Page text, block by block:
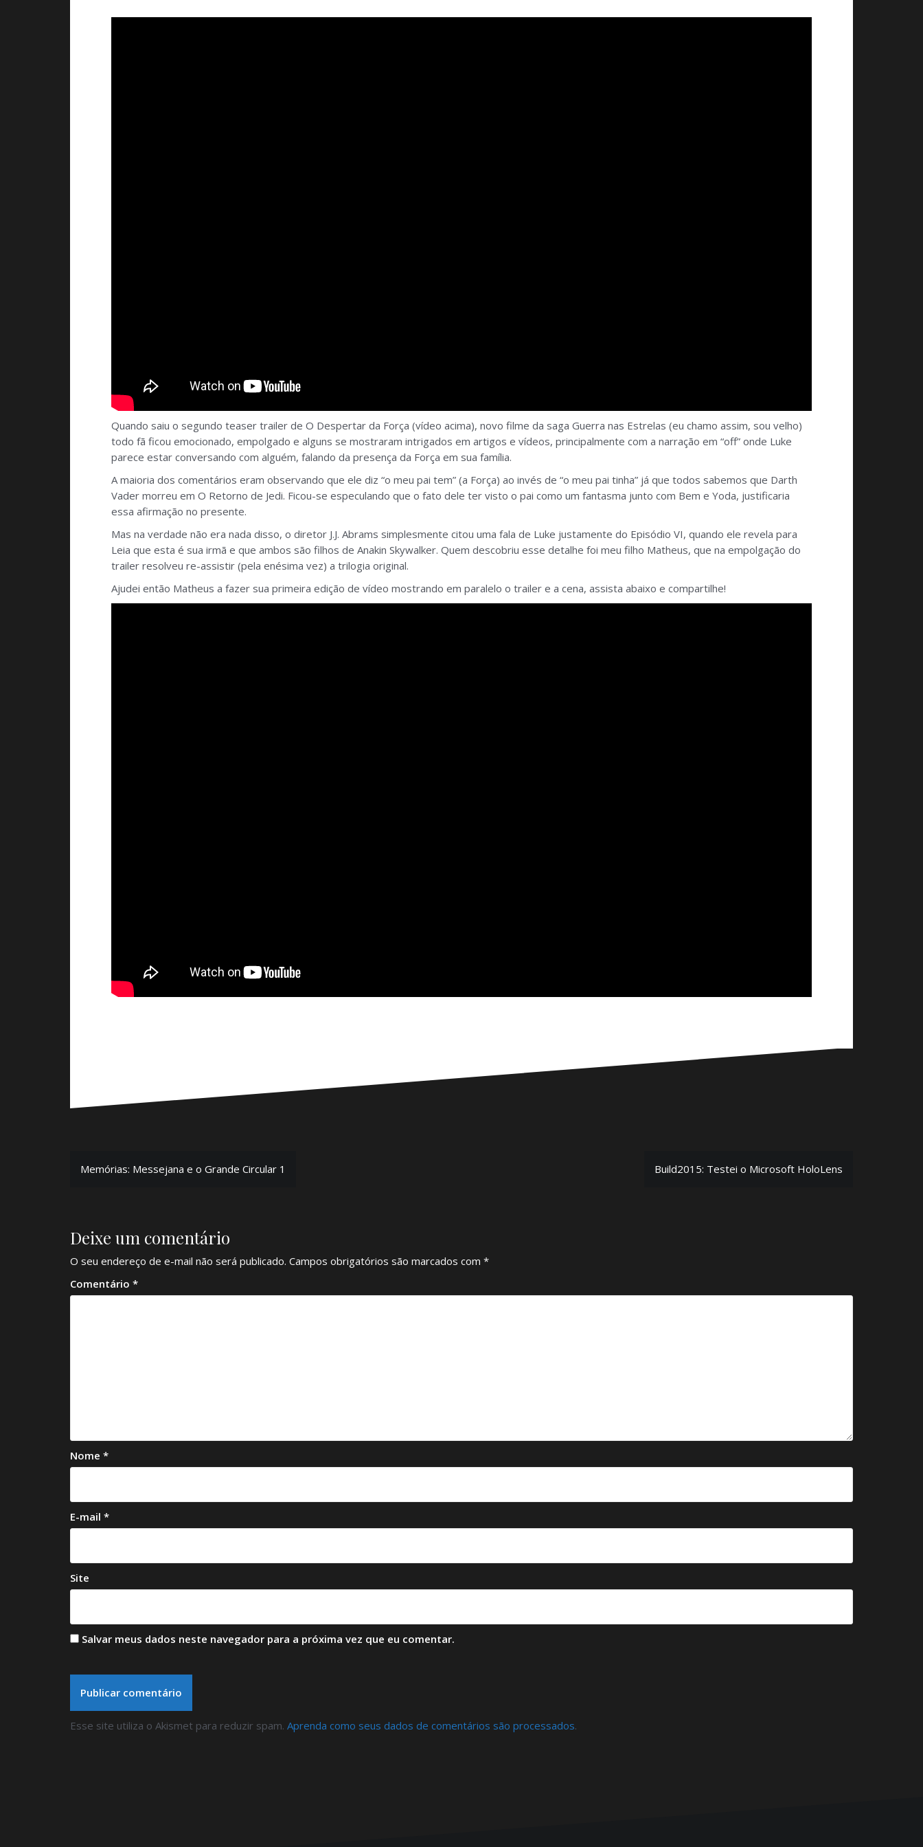
Quando saiu o segundo teaser trailer de O Despertar da Força (vídeo acima), novo filme da saga Guerra nas Estrelas (eu chamo assim, sou velho)
todo fã ficou emocionado, empolgado e alguns se mostraram intrigados em artigos e vídeos, principalmente com a narração em “off” onde Luke
parece estar conversando com alguém, falando da presença da Força em sua família.
A maioria dos comentários eram observando que ele diz “o meu pai tem” (a Força) ao invés de “o meu pai tinha” já que todos sabemos que Darth
Vader morreu em O Retorno de Jedi. Ficou-se especulando que o fato dele ter visto o pai como um fantasma junto com Bem e Yoda, justificaria
essa afirmação no presente.
Mas na verdade não era nada disso, o diretor J.J. Abrams simplesmente citou uma fala de Luke justamente do Episódio VI, quando ele revela para
Leia que esta é sua irmã e que ambos são filhos de Anakin Skywalker. Quem descobriu esse detalhe foi meu filho Matheus, que na empolgação do
trailer resolveu re-assistir (pela enésima vez) a trilogia original.
Ajudei então Matheus a fazer sua primeira edição de vídeo mostrando em paralelo o trailer e a cena, assista abaixo e compartilhe!
Navegação
Memórias: Messejana e o Grande Circular 1 Build2015: Testei o Microsoft HoloLens
Deixe um comentário
O seu endereço de e-mail não será publicado. Campos obrigatórios são marcados com *
Comentário *
Nome *
E-mail *
Site
Salvar meus dados neste navegador para a próxima vez que eu comentar.
Esse site utiliza o Akismet para reduzir spam. Aprenda como seus dados de comentários são processados.